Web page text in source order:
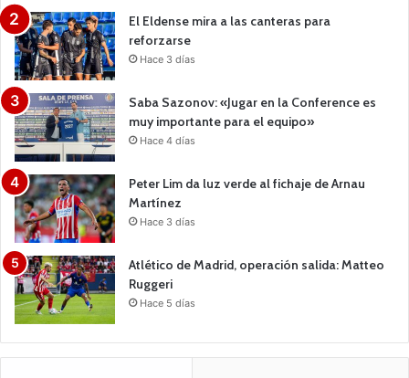
El Eldense mira a las canteras para
reforzarse
Hace 3 días
Saba Sazonov: «Jugar en la Conference es
muy importante para el equipo»
Hace 4 días
Peter Lim da luz verde al fichaje de Arnau
Martínez
Hace 3 días
Atlético de Madrid, operación salida: Matteo
Ruggeri
Hace 5 días